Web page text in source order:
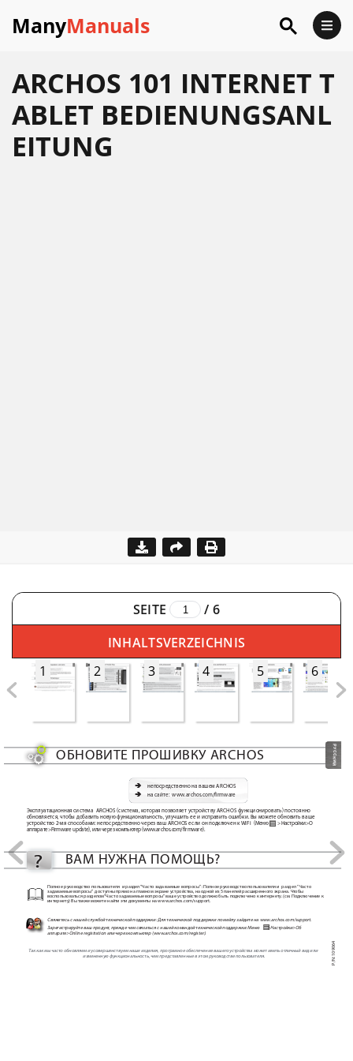
ManyManuals
ARCHOS 101 INTERNET T
ABLET BEDIENUNGSANL
EITUNG
SEITE / 6
INHALTSVERZEICHNIS
1
2 3 4 5 6
?
РУССКИЙ
ОБНОВИТЕ ПРОШИВКУ ARCHOS
Эксплуатационная система  ARCHOS (система, которая позволяет устройству ARCHOS функционировать) постоянно
обновляется, чтобы добавить новую функциональность, улучшить ее и исправить ошибки. Вы можете обновить ваше
устройство 2-мя способами: непосредственно через ваш ARCHOS если он подключен к WiFi  (Меню > Настройки>О
аппарате>Firmware update), или через компьютер (www.archos.com/firmware).
Ä непосредственно на вашем ARCHOS
Ä на сайте:  www.archos.com/firmware
Так как мы часто обновляем и усовершенствуем наши изделия, програмное обеспечение вашего устройства может иметь отличный вид или
измененную функциональность, чем представленные в этом руководстве пользователя.
Полное руководство пользователя  и раздел “Часто задаваемые вопросы” : Полное руководство пользователя и  раздел “Часто
задаваемые вопросы”
  дост
упны прямо на главном экране устройства, на одной из 5 панелей расширенного экрана. Чтобы
воспользоваться разделом “Часто задаваемые вопросы” ваше устройство должно быть подключено к интернету. (см. Подключение к
интернету) Вы также можете найти эти документы на www.archos.com/support.
Свяжитесь с нашей службой технической поддержки: Для технической поддержки по мейлу зайдите на www.archos.com/support.
Зарегистрируйте ваш продукт, прежде чем связаться с нашей командой технической поддержки: Меню >Настройки>Об
аппарате>Online registration или через компьютер (www.archos.com/register).
ВАМ НУЖНА ПОМОЩЬ?
P/N: 109064